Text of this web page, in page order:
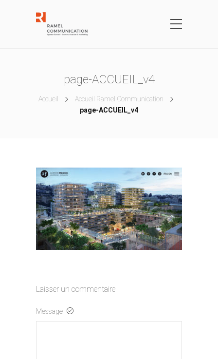
page-ACCUEIL_v4
Accueil
Accueil Ramel Communication
page-ACCUEIL_v4
Laisser un commentaire
Message